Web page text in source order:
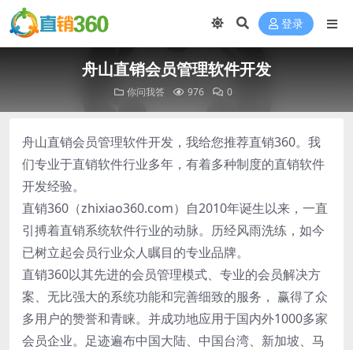
登录
舟山直销会员管理软件开发
你问我答 976 0
舟山直销会员管理软件开发，我给您推荐直销360。我
们专业于直销软件行业多年，有着多种制度的直销软件
开发经验。
直销360（zhixiao360.com）自2010年诞生以来，一直
引搏着直销系统软件行业的动脉。历经风雨洗练，如今
已树立起会员行业众人瞩目的专业品牌。
直销360以其先进的会员管理模式、专业的会员解决方
案、无比强大的系统功能和完善细致的服务， 赢得了众
多用户的赞誉和青睐。并成功地应用于国内外1000多家
会员企业。足迹遍布中国大陆、中国台湾、新加坡、马